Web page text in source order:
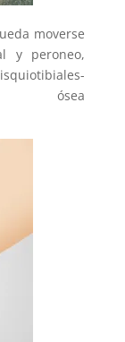
moverse
y peroneo,
ósea